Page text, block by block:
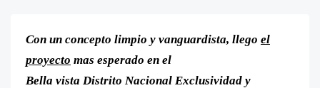
Con un concepto limpio y vanguardista, llego el
proyecto mas esperado en el
Bella vista Distrito Nacional Exclusividad y